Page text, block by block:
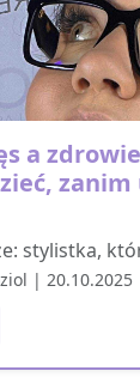
a
zanim
stylistka,
| 20.10.2025